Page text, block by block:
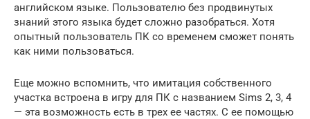
английском языке. Пользователю без продвинутых
знаний этого языка будет сложно разобраться. Хотя
опытный пользователь ПК со временем сможет понять
как ними пользоваться.
Еще можно вспомнить, что имитация собственного
участка встроена в игру для ПК с названием Sims 2, 3, 4
— эта возможность есть в трех ее частях. С ее помощью